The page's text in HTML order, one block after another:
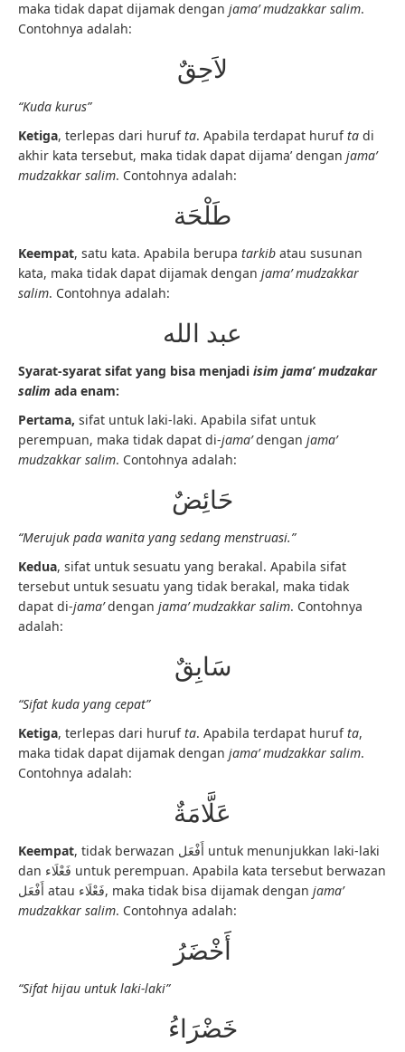
maka tidak dapat dijamak dengan jama’ mudzakkar salim.
Contohnya adalah:
لاَحِقٌ
“Kuda kurus”
Ketiga, terlepas dari hurufta. Apabila terdapat hurufta di
akhir kata tersebut, maka tidak dapat dijama’ dengan jama’
mudzakkar salim. Contohnya adalah:
طَلْحَة
Keempat, satu kata. Apabila berupa tarkib atau susunan
kata, maka tidak dapat dijamak dengan jama’ mudzakkar
salim. Contohnya adalah:
عبد الله
Syarat-syarat sifat yang bisa menjadi isim jama’ mudzakar
salim ada enam:
Pertama, sifat untuk laki-laki. Apabila sifat untuk
perempuan, maka tidak dapat di-jama’dengan jama’
mudzakkar salim. Contohnya adalah:
حَائِضٌ
“Merujuk pada wanita yang sedang menstruasi.”
Kedua, sifat untuk sesuatu yang berakal. Apabila sifat
tersebut untuk sesuatu yang tidak berakal, maka tidak
dapat di-jama’dengan jama’ mudzakkar salim. Contohnya
adalah:
سَابِقٌ
“Sifat kuda yang cepat”
Ketiga, terlepas dari hurufta. Apabila terdapat hurufta,
maka tidak dapat dijamak dengan jama’ mudzakkar salim.
Contohnya adalah:
عَلَّامَةٌ
Keempat, tidak berwazan أَفْعَل untuk menunjukkan laki-laki
dan فَعْلَاء untuk perempuan. Apabila kata tersebut berwazan
أَفْعَل atau فَعْلَاء, maka tidak bisa dijamak dengan jama’
mudzakkar salim. Contohnya adalah:
أَخْضَرُ
“Sifat hijau untuk laki-laki”
خَضْرَاءُ